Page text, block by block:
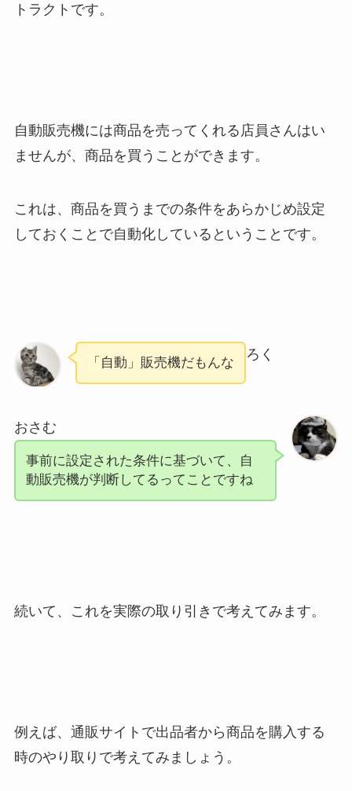
トラクトです。
自動販売機には商品を売ってくれる店員さんはい
ませんが、商品を買うことができます。
これは、商品を買うまでの条件をあらかじめ設定
しておくことで自動化しているということです。
ろく
「自動」販売機だもんな
おさむ
事前に設定された条件に基づいて、自
動販売機が判断してるってことですね
続いて、これを実際の取り引きで考えてみます。
例えば、通販サイトで出品者から商品を購入する
時のやり取りで考えてみましょう。